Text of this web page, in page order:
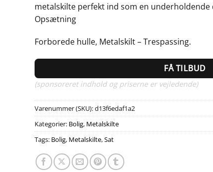
metalskilte perfekt ind som en underholdende
Opsætning
Forborede hulle, Metalskilt – Trespassing.
FÅ TILBUD
(sponsoreret indhold og priserne er vejledende)
Varenummer (SKU):d13f6edaf1a2
Kategorier: Bolig, Metalskilte
Tags: Bolig, Metalskilte,Sat